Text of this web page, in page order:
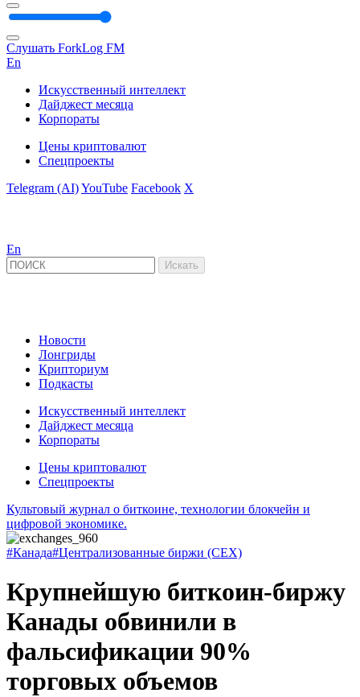
Слушать ForkLog FM
En
Искусственный интеллект
Дайджест месяца
Корпораты
Цены криптовалют
Спецпроекты
Telegram (AI)YouTube Facebook X
En
Новости
Лонгриды
Крипториум
Подкасты
Искусственный интеллект
Дайджест месяца
Корпораты
Цены криптовалют
Спецпроекты
Культовый журнал о биткоине, технологии блокчейн и
цифровой экономике.
#Канада#Централизованные биржи (CEX)
Крупнейшую биткоин-биржу
Канады обвинили в
фальсификации 90%
торговых объемов